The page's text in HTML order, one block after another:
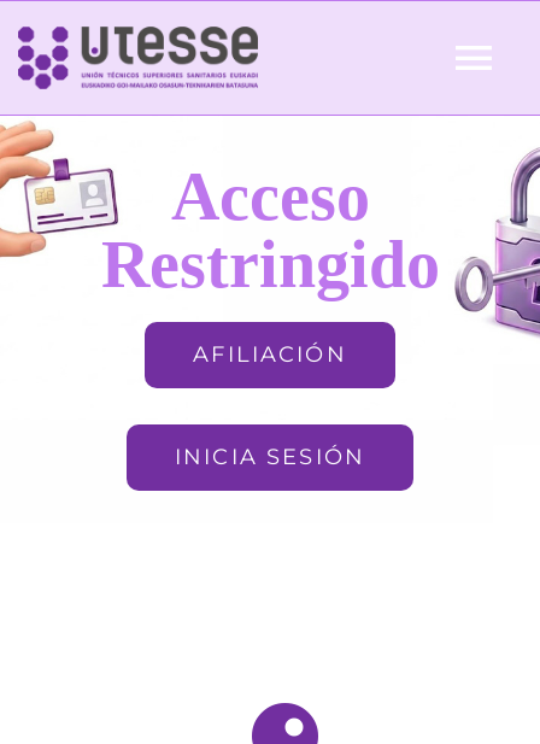
Skip
content
Inicio
QUIÉNES SOMOS Acceso
Restringido
AFILIACIÓN
INICIA SESIÓN